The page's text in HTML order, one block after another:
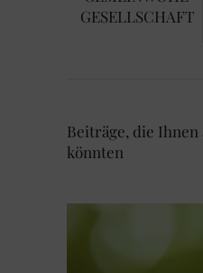
GESELLSCHAFT
Beiträge, die Ihnen
könnten